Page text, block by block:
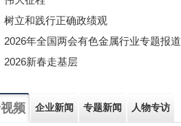
树立和践行正确政绩观
2026年全国两会有色金属行业专题报道
2026新春走基层
视频 企业新闻 专题新闻 人物专访